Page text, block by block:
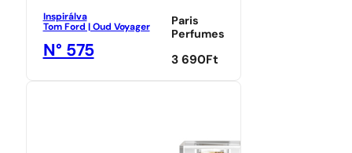
Inspirálva
Tom Ford | Oud Voyager
N° 575
Paris
Perfumes
3 690Ft